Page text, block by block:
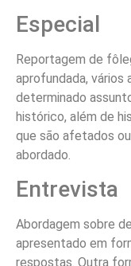
Especial
Reportagem de
aprofundada,
determinado
histórico, além de
que são afetados
abordado.
Entrevista
Abordagem sobre
apresentado em
respostas. Outra